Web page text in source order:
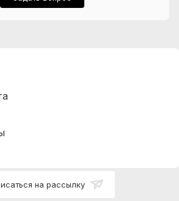
на рассылку